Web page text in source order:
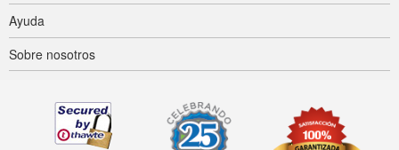
Ayuda
Sobre nosotros